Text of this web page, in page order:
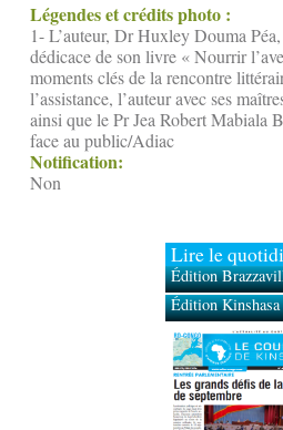
Légendes et crédits photo :
1- L’auteur, Dr Huxley Douma
dédicace de son livre « Nourrir
moments clés de la rencontre
l’assistance, l’auteur avec ses
ainsi que le Pr Jea Robert Mabiala
face au public/Adiac
Notification:
Non
Lire le
Édition
Édition Kinshasa